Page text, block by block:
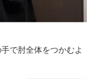
で肘全体をつかむよ